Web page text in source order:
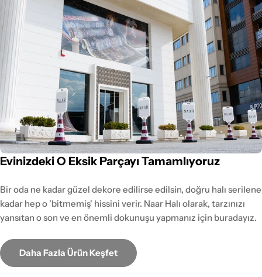
Evinizdeki O Eksik Parçayı Tamamlıyoruz
Bir oda ne kadar güzel dekore edilirse edilsin, doğru halı serilene
kadar hep o 'bitmemiş' hissini verir. Naar Halı olarak, tarzınızı
yansıtan o son ve en önemli dokunuşu yapmanız için buradayız.
Daha Fazla Ürün Keşfet